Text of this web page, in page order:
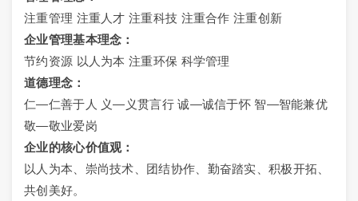
注重管理 注重人才 注重科技 注重合作 注重创新
企业管理基本理念：
节约资源 以人为本 注重环保 科学管理
道德理念：
仁—仁善于人 义—义贯言行 诚—诚信于怀 智—智能兼优
敬—敬业爱岗
企业的核心价值观：
以人为本、崇尚技术、团结协作、勤奋踏实、积极开拓、
共创美好。